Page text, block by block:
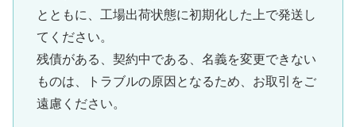
とともに、工場出荷状態に初期化した上で発送し
てください。
残債がある、契約中である、名義を変更できない
ものは、トラブルの原因となるため、お取引をご
遠慮ください。